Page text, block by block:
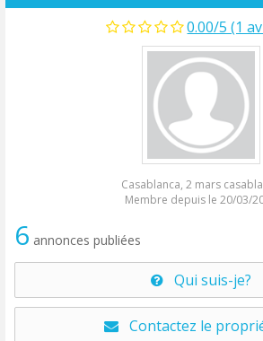
0.00/5 (1
Casablanca, 2 mars
Membre depuis le 20/03/
6 annonces publiées
Qui suis-je?
Contactez le